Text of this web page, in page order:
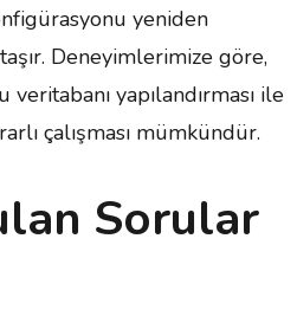
yeniden
Deneyimlerimize göre,
yapılandırması ile
çalışması mümkündür.
Sorular